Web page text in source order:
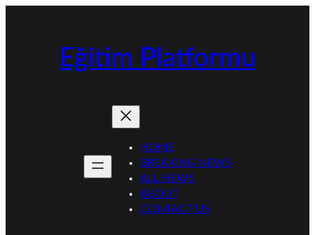
Eğitim Platformu
HOME
BREAKING NEWS
ALL NEWS
ABOUT
CONTACT US